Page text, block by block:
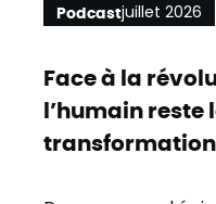
Podcastjuillet 2026
Face à la
l’humain reste